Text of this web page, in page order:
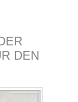
DEN